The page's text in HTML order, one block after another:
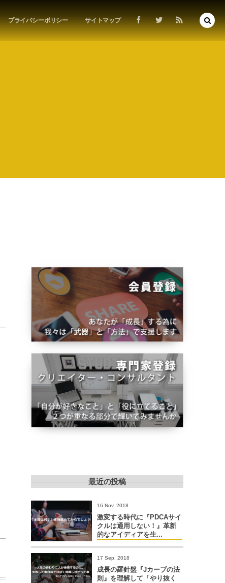
プライバシーポリシー サイトマップ
最近の投稿
16 Nov, 2018
激変する時代に『PDCAサイ
クルは通用しない！』革新
的なアイディアを生...
17 Sep, 2018
成長の羅針盤『Jカーブの法
則』を理解して「やり抜く